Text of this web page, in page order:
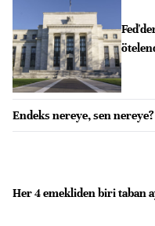
Endeks nereye, sen nereye?
Her 4 emekliden biri taban